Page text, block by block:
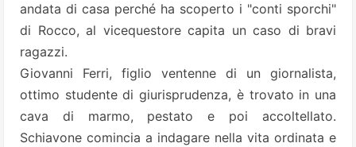
andata di casa perché ha scoperto i "conti sporchi"
di Rocco, al vicequestore capita un caso di bravi
ragazzi.
Giovanni Ferri, figlio ventenne di un giornalista,
ottimo studente di giurisprudenza, è trovato in una
cava di marmo, pestato e poi accoltellato.
Schiavone comincia a indagare nella vita ordinata e